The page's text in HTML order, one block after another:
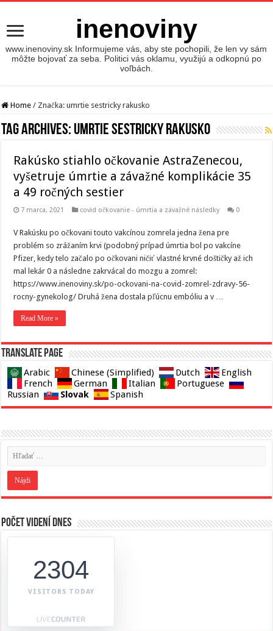
inenoviny
www.inenoviny.sk Informujeme vás, aby ste pochopili, že len vy sám
môžte bojovať za seba. Politici vás oklamu, využijú a odkopnú po
voľbách.
Home / Značka:umrtie sestricky rakusko
Tag Archives: umrtie sestricky rakusko
Rakúsko stiahlo očkovanie AstraZenecou,
vyšetruje úmrtie a závažné komplikácie 35
a 49 ročných sestier
7 marca, 2021 covid očkovanie - úmrtia a závažné následky 0
V Rakúsku po očkovani touto vakcínou zomrela jedna žena pre
problém so zrážaním krvi (podobný prípad úmrtia bol po vakcíne
Pfizer, kedy telo začalo po očkovani ničiť vlastné krvné doštičky až ich
mal lekár 0 a následne zakrvácal do mozgu a zomrel:
https://www.inenoviny.sk/po-ockovani-na-covid-zomrel-zdravy-56-
rocny-gynekolog/ Druhá žena dostala pľúcnu embóliu a v …
Read More »
Translate page
Arabic Chinese (Simplified) Dutch
English
French
German Italian
Portuguese
Russian
Slovak Spanish
Počet videní dnes
2304
VISITORS TODAY